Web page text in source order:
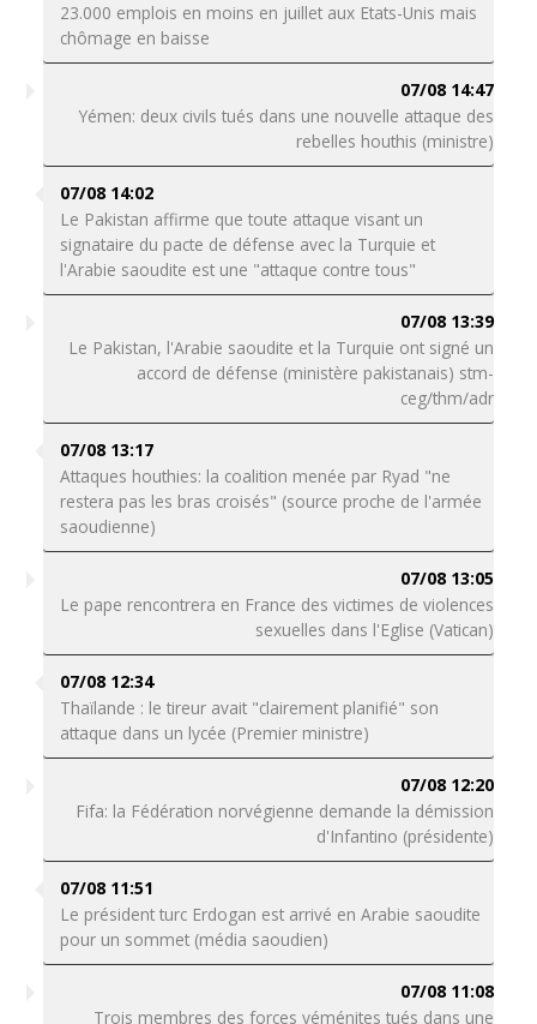
23.000 emplois en moins en juillet aux Etats-Unis mais
chômage en baisse
07/08 14:47
Yémen: deux civils tués dans une nouvelle attaque des
rebelles houthis (ministre)
07/08 14:02
Le Pakistan affirme que toute attaque visant un
signataire du pacte de défense avec la Turquie et
l'Arabie saoudite est une "attaque contre tous"
07/08 13:39
Le Pakistan, l'Arabie saoudite et la Turquie ont signé un
accord de défense (ministère pakistanais) stm-
ceg/thm/adr
07/08 13:17
Attaques houthies: la coalition menée par Ryad "ne
restera pas les bras croisés" (source proche de l'armée
saoudienne)
07/08 13:05
Le pape rencontrera en France des victimes de violences
sexuelles dans l'Eglise (Vatican)
07/08 12:34
Thaïlande : le tireur avait "clairement planifié" son
attaque dans un lycée (Premier ministre)
07/08 12:20
Fifa: la Fédération norvégienne demande la démission
d'Infantino (présidente)
07/08 11:51
Le président turc Erdogan est arrivé en Arabie saoudite
pour un sommet (média saoudien)
07/08 11:08
Trois membres des forces yéménites tués dans une